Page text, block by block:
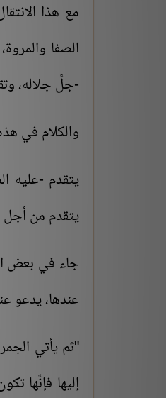
مع هذا
الصفا
-جلَّ جلاله،
والكلام في
يتقدم -عليه
يتقدم من أجل
جاء في بعض
عندها، يدعو
"ثم يأتي
إليها فإنَّها